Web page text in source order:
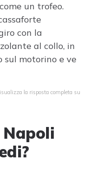
un trofeo.
con la
al collo, in
sul motorino e ve
la risposta completa su
Napoli